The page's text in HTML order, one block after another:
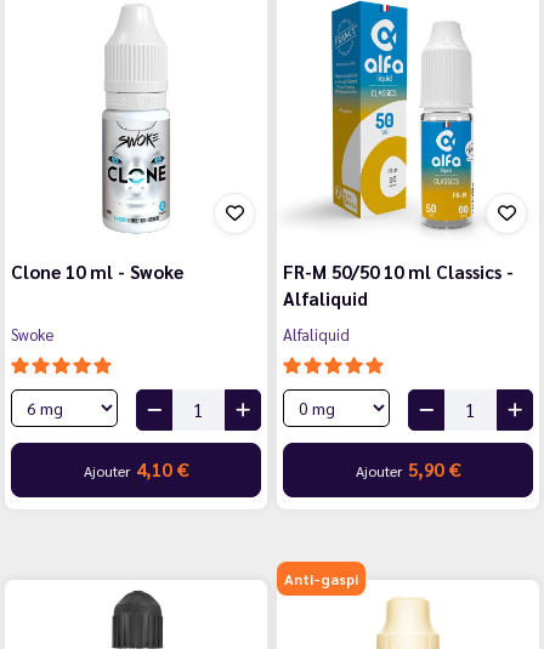
Clone 10 ml - Swoke
Swoke
Ajouter 4,10 €
FR-M 50/50 10 ml Classics -
Alfaliquid
Alfaliquid
Ajouter 5,90 €
Anti-gaspi